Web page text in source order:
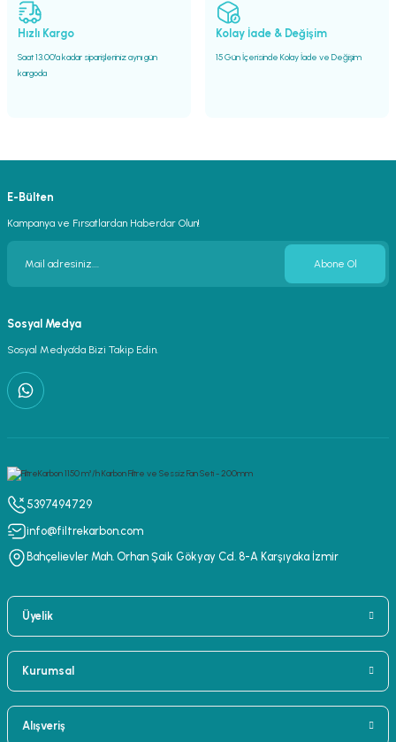
Hızlı Kargo
Saat 13.00'a kadar siparişleriniz aynı gün
kargoda
Kolay İade & Değişim
15 Gün İçerisinde Kolay İade ve Değişim
E-Bülten
Kampanya ve Fırsatlardan Haberdar Olun!
Abone Ol
Sosyal Medya
Sosyal Medya’da Bizi Takip Edin.
5397494729
info@filtrekarbon.com
Bahçelievler Mah. Orhan Şaik Gökyay Cd. 8-A Karşıyaka İzmir
Üyelik
Kurumsal
Alışveriş